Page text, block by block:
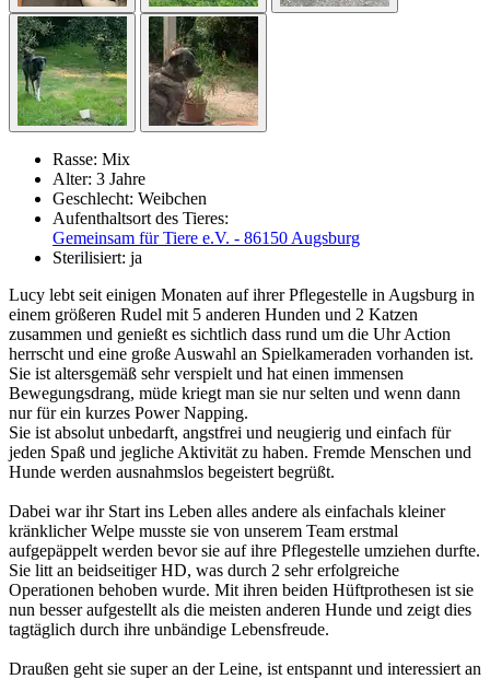
Rasse: Mix
Alter: 3 Jahre
Geschlecht: Weibchen
Aufenthaltsort des Tieres:
Gemeinsam für Tiere e.V. - 86150 Augsburg
Sterilisiert: ja
Lucy lebt seit einigen Monaten auf ihrer Pflegestelle in Augsburg in
einem größeren Rudel mit 5 anderen Hunden und 2 Katzen
zusammen und genießt es sichtlich dass rund um die Uhr Action
herrscht und eine große Auswahl an Spielkameraden vorhanden ist.
Sie ist altersgemäß sehr verspielt und hat einen immensen
Bewegungsdrang, müde kriegt man sie nur selten und wenn dann
nur für ein kurzes Power Napping.
Sie ist absolut unbedarft, angstfrei und neugierig und einfach für
jeden Spaß und jegliche Aktivität zu haben. Fremde Menschen und
Hunde werden ausnahmslos begeistert begrüßt.
Dabei war ihr Start ins Leben alles andere als einfachals kleiner
kränklicher Welpe musste sie von unserem Team erstmal
aufgepäppelt werden bevor sie auf ihre Pflegestelle umziehen durfte.
Sie litt an beidseitiger HD, was durch 2 sehr erfolgreiche
Operationen behoben wurde. Mit ihren beiden Hüftprothesen ist sie
nun besser aufgestellt als die meisten anderen Hunde und zeigt dies
tagtäglich durch ihre unbändige Lebensfreude.
Draußen geht sie super an der Leine, ist entspannt und interessiert an